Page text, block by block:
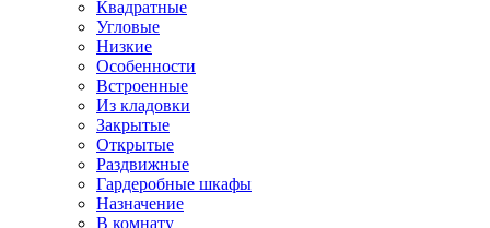
Квадратные
Угловые
Низкие
Особенности
Встроенные
Из кладовки
Закрытые
Открытые
Раздвижные
Гардеробные шкафы
Назначение
В комнату